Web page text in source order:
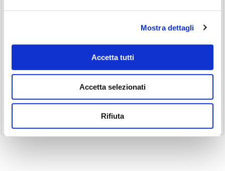
Mostra dettagli
Accetta tutti
Accetta selezionati
Rifiuta
Podcast(19)
Senza categoria(1)